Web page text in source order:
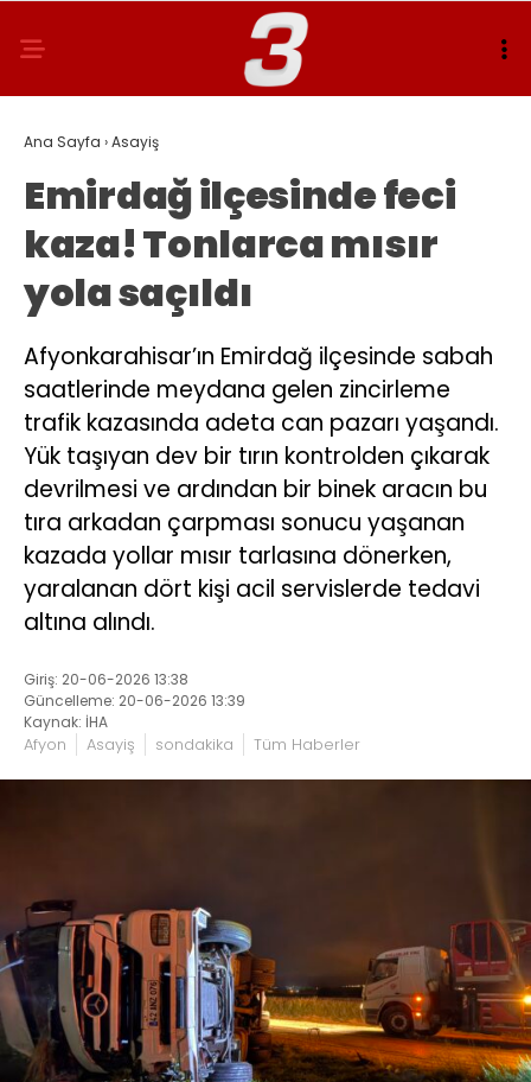
Ana Sayfa ›Asayiş
Emirdağ ilçesinde feci
kaza! Tonlarca mısır
yola saçıldı
Afyonkarahisar’ın Emirdağ ilçesinde sabah
saatlerinde meydana gelen zincirleme
trafik kazasında adeta can pazarı yaşandı.
Yük taşıyan dev bir tırın kontrolden çıkarak
devrilmesi ve ardından bir binek aracın bu
tıra arkadan çarpması sonucu yaşanan
kazada yollar mısır tarlasına dönerken,
yaralanan dört kişi acil servislerde tedavi
altına alındı.
Giriş: 20-06-2026 13:38
Güncelleme: 20-06-2026 13:39
Kaynak: İHA
Afyon Asayiş sondakika Tüm Haberler